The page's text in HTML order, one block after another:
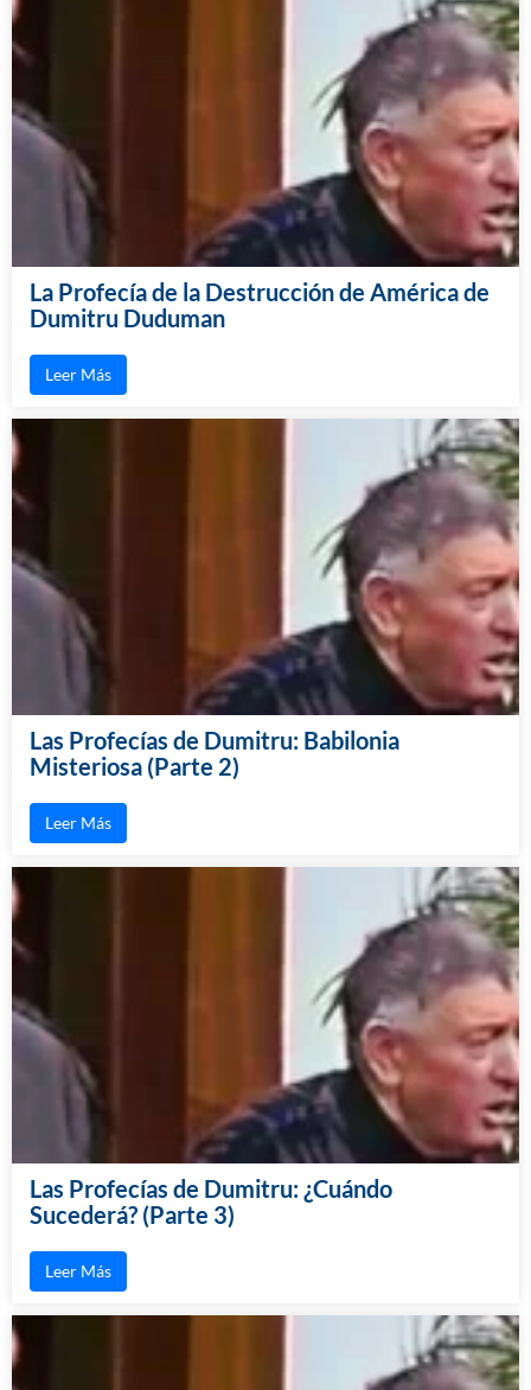
La Profecía de la Destrucción de América de
Dumitru Duduman
Leer Más
Las Profecías de Dumitru: Babilonia
Misteriosa (Parte 2)
Leer Más
Las Profecías de Dumitru: ¿Cuándo
Sucederá? (Parte 3)
Leer Más